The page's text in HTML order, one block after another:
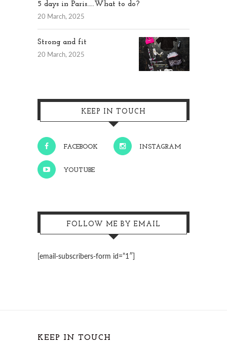
5 days in Paris…..What to do?
20 March, 2025
Strong and fit
20 March, 2025
KEEP IN TOUCH
FACEBOOK INSTAGRAM
YOUTUBE
FOLLOW ME BY EMAIL
[email-subscribers-form id=”1″]
KEEP IN TOUCH